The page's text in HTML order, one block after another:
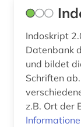
Indoskript
Datenbank
und bildet
Schriften
z.B. Ort der